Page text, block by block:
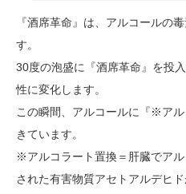
『酒席革命』は、アルコールの
す。
30度の泡盛に『酒席革命』を投
性に変化します。
この瞬間、アルコールに『※ア
きています。
※アルコラート置換＝肝臓でア
された有害物質アセトアルデヒ